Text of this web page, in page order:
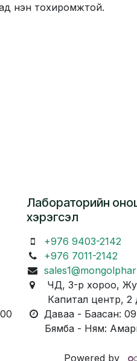
нэн тохиромжтой.
Лабораторийн
хэрэгсэл
+976 9403-2142
+976 7011-2142
ЧД, 3-р хороо,
Капитал центр, 2
Даваа - Баасан:
Бямба - Ням:
Powered by